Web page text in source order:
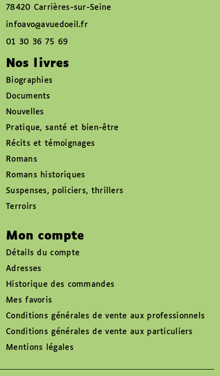
78420 Carrières-sur-Seine
infoavo@avuedoeil.fr
01 30 36 75 69
Nos livres
Biographies
Documents
Nouvelles
Pratique, santé et bien-être
Récits et témoignages
Romans
Romans historiques
Suspenses, policiers, thrillers
Terroirs
Mon compte
Détails du compte
Adresses
Historique des commandes
Mes favoris
Conditions générales de vente aux professionnels
Conditions générales de vente aux particuliers
Mentions légales